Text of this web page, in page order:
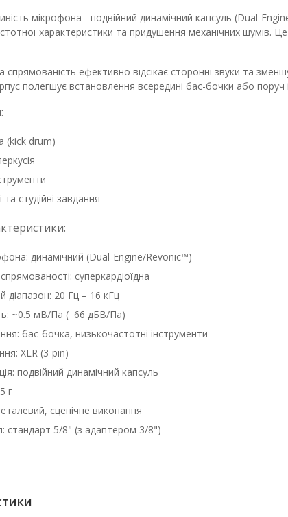
мікрофона - подвійний динамічний капсуль (Dual-
характеристики та придушення механічних шумів.
спрямованість ефективно відсікає сторонні звуки та
полегшує встановлення всередині бас-бочки або поруч
(kick drum)
та студійні завдання
динамічний (Dual-Engine/Revonic™)
суперкардіоїдна
діапазон: 20 Гц – 16 кГц
~0.5 мВ/Па (−66 дБВ/Па)
бас-бочка, низькочастотні інструменти
XLR (3-pin)
подвійний динамічний капсуль
г
сценічне виконання
стандарт 5/8" (з адаптером 3/8")